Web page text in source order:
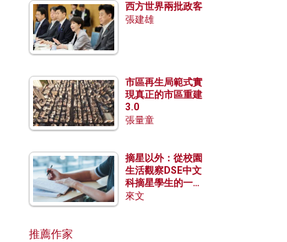
西方世界兩批政客
張建雄
市區再生局範式實
現真正的市區重建
3.0
張量童
摘星以外：從校園
生活觀察DSE中文
科摘星學生的一點
特質
來文
推薦作家